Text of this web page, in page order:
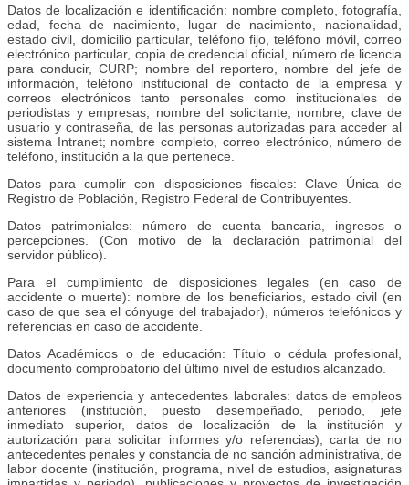
Datos de localización e identificación: nombre completo, fotografía,
edad, fecha de nacimiento, lugar de nacimiento, nacionalidad,
estado civil, domicilio particular, teléfono fijo, teléfono móvil, correo
electrónico particular, copia de credencial oficial, número de licencia
para conducir, CURP; nombre del reportero, nombre del jefe de
información, teléfono institucional de contacto de la empresa y
correos electrónicos tanto personales como institucionales de
periodistas y empresas; nombre del solicitante, nombre, clave de
usuario y contraseña, de las personas autorizadas para acceder al
sistema Intranet; nombre completo, correo electrónico, número de
teléfono, institución a la que pertenece.
Datos para cumplir con disposiciones fiscales: Clave Única de
Registro de Población, Registro Federal de Contribuyentes.
Datos patrimoniales: número de cuenta bancaria, ingresos o
percepciones. (Con motivo de la declaración patrimonial del
servidor público).
Para el cumplimiento de disposiciones legales (en caso de
accidente o muerte): nombre de los beneficiarios, estado civil (en
caso de que sea el cónyuge del trabajador), números telefónicos y
referencias en caso de accidente.
Datos Académicos o de educación: Título o cédula profesional,
documento comprobatorio del último nivel de estudios alcanzado.
Datos de experiencia y antecedentes laborales: datos de empleos
anteriores (institución, puesto desempeñado, periodo, jefe
inmediato superior, datos de localización de la institución y
autorización para solicitar informes y/o referencias), carta de no
antecedentes penales y constancia de no sanción administrativa, de
labor docente (institución, programa, nivel de estudios, asignaturas